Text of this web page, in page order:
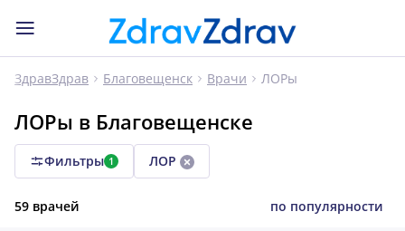
ЗдравЗдрав Благовещенск Врачи ЛОРы
ЛОРы в Благовещенске
Фильтры 1 ЛОР
59 врачей по популярности